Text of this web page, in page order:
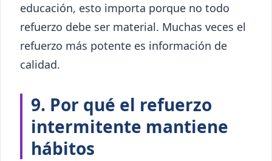
educación, esto importa porque no todo
refuerzo debe ser material. Muchas veces el
refuerzo más potente es información de
calidad.
9. Por qué el refuerzo
intermitente mantiene
hábitos